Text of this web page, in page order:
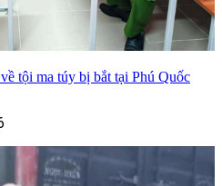
tội ma túy bị bắt tại Phú Quốc